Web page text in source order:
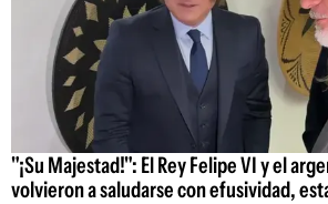
"¡Su Majestad!": El Rey Felipe VI y el
volvieron a saludarse con efusividad,